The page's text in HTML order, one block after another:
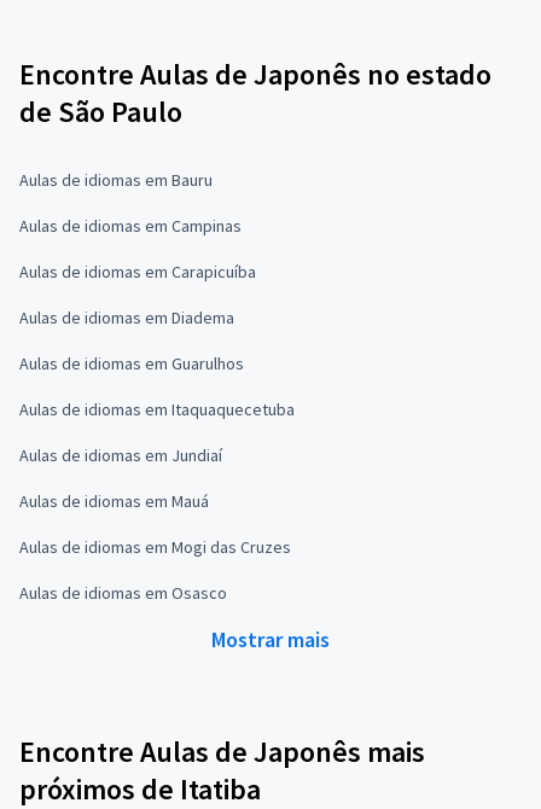
Encontre Aulas de Japonês no estado
de São Paulo
Aulas de idiomas em Bauru
Aulas de idiomas em Campinas
Aulas de idiomas em Carapicuíba
Aulas de idiomas em Diadema
Aulas de idiomas em Guarulhos
Aulas de idiomas em Itaquaquecetuba
Aulas de idiomas em Jundiaí
Aulas de idiomas em Mauá
Aulas de idiomas em Mogi das Cruzes
Aulas de idiomas em Osasco
Mostrar mais
Encontre Aulas de Japonês mais
próximos de Itatiba